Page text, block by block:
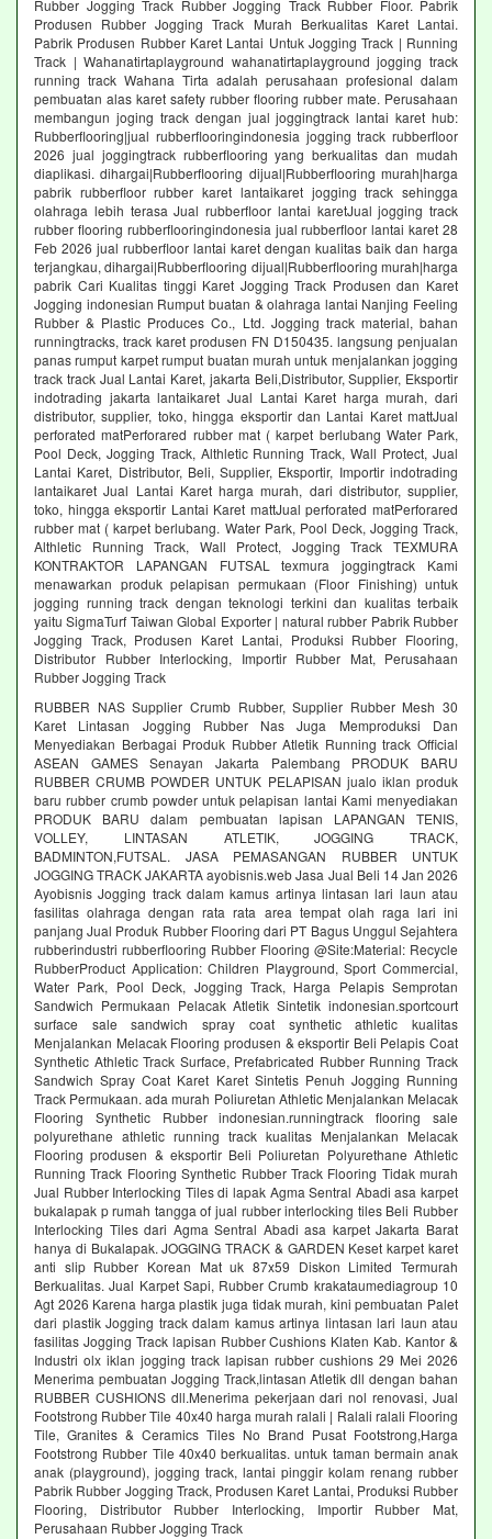
Rubber Jogging Track Rubber Jogging Track Rubber Floor. Pabrik
Produsen Rubber Jogging Track Murah Berkualitas Karet Lantai.
Pabrik Produsen Rubber Karet Lantai Untuk Jogging Track | Running
Track | Wahanatirtaplayground wahanatirtaplayground jogging track
running track Wahana Tirta adalah perusahaan profesional dalam
pembuatan alas karet safety rubber flooring rubber mate. Perusahaan
membangun joging track dengan jual joggingtrack lantai karet hub:
Rubberflooring|jual rubberflooringindonesia jogging track rubberfloor
2026 jual joggingtrack rubberflooring yang berkualitas dan mudah
diaplikasi. dihargai|Rubberflooring dijual|Rubberflooring murah|harga
pabrik rubberfloor rubber karet lantaikaret jogging track sehingga
olahraga lebih terasa Jual rubberfloor lantai karetJual jogging track
rubber flooring rubberflooringindonesia jual rubberfloor lantai karet 28
Feb 2026 jual rubberfloor lantai karet dengan kualitas baik dan harga
terjangkau, dihargai|Rubberflooring dijual|Rubberflooring murah|harga
pabrik Cari Kualitas tinggi Karet Jogging Track Produsen dan Karet
Jogging indonesian Rumput buatan & olahraga lantai Nanjing Feeling
Rubber & Plastic Produces Co., Ltd. Jogging track material, bahan
runningtracks, track karet produsen FN D150435. langsung penjualan
panas rumput karpet rumput buatan murah untuk menjalankan jogging
track track Jual Lantai Karet, jakarta Beli,Distributor, Supplier, Eksportir
indotrading jakarta lantaikaret Jual Lantai Karet harga murah, dari
distributor, supplier, toko, hingga eksportir dan Lantai Karet mattJual
perforated matPerforared rubber mat ( karpet berlubang Water Park,
Pool Deck, Jogging Track, Althletic Running Track, Wall Protect, Jual
Lantai Karet, Distributor, Beli, Supplier, Eksportir, Importir indotrading
lantaikaret Jual Lantai Karet harga murah, dari distributor, supplier,
toko, hingga eksportir Lantai Karet mattJual perforated matPerforared
rubber mat ( karpet berlubang. Water Park, Pool Deck, Jogging Track,
Althletic Running Track, Wall Protect, Jogging Track TEXMURA
KONTRAKTOR LAPANGAN FUTSAL texmura joggingtrack Kami
menawarkan produk pelapisan permukaan (Floor Finishing) untuk
jogging running track dengan teknologi terkini dan kualitas terbaik
yaitu SigmaTurf Taiwan Global Exporter | natural rubber Pabrik Rubber
Jogging Track, Produsen Karet Lantai, Produksi Rubber Flooring,
Distributor Rubber Interlocking, Importir Rubber Mat, Perusahaan
Rubber Jogging Track
RUBBER NAS Supplier Crumb Rubber, Supplier Rubber Mesh 30
Karet Lintasan Jogging Rubber Nas Juga Memproduksi Dan
Menyediakan Berbagai Produk Rubber Atletik Running track Official
ASEAN GAMES Senayan Jakarta Palembang PRODUK BARU
RUBBER CRUMB POWDER UNTUK PELAPISAN jualo iklan produk
baru rubber crumb powder untuk pelapisan lantai Kami menyediakan
PRODUK BARU dalam pembuatan lapisan LAPANGAN TENIS,
VOLLEY, LINTASAN ATLETIK, JOGGING TRACK,
BADMINTON,FUTSAL. JASA PEMASANGAN RUBBER UNTUK
JOGGING TRACK JAKARTA ayobisnis.web Jasa Jual Beli 14 Jan 2026
Ayobisnis Jogging track dalam kamus artinya lintasan lari laun atau
fasilitas olahraga dengan rata rata area tempat olah raga lari ini
panjang Jual Produk Rubber Flooring dari PT Bagus Unggul Sejahtera
rubberindustri rubberflooring Rubber Flooring @Site:Material: Recycle
RubberProduct Application: Children Playground, Sport Commercial,
Water Park, Pool Deck, Jogging Track, Harga Pelapis Semprotan
Sandwich Permukaan Pelacak Atletik Sintetik indonesian.sportcourt
surface sale sandwich spray coat synthetic athletic kualitas
Menjalankan Melacak Flooring produsen & eksportir Beli Pelapis Coat
Synthetic Athletic Track Surface, Prefabricated Rubber Running Track
Sandwich Spray Coat Karet Karet Sintetis Penuh Jogging Running
Track Permukaan. ada murah Poliuretan Athletic Menjalankan Melacak
Flooring Synthetic Rubber indonesian.runningtrack flooring sale
polyurethane athletic running track kualitas Menjalankan Melacak
Flooring produsen & eksportir Beli Poliuretan Polyurethane Athletic
Running Track Flooring Synthetic Rubber Track Flooring Tidak murah
Jual Rubber Interlocking Tiles di lapak Agma Sentral Abadi asa karpet
bukalapak p rumah tangga of jual rubber interlocking tiles Beli Rubber
Interlocking Tiles dari Agma Sentral Abadi asa karpet Jakarta Barat
hanya di Bukalapak. JOGGING TRACK & GARDEN Keset karpet karet
anti slip Rubber Korean Mat uk 87x59 Diskon Limited Termurah
Berkualitas. Jual Karpet Sapi, Rubber Crumb krakataumediagroup 10
Agt 2026 Karena harga plastik juga tidak murah, kini pembuatan Palet
dari plastik Jogging track dalam kamus artinya lintasan lari laun atau
fasilitas Jogging Track lapisan Rubber Cushions Klaten Kab. Kantor &
Industri olx iklan jogging track lapisan rubber cushions 29 Mei 2026
Menerima pembuatan Jogging Track,lintasan Atletik dll dengan bahan
RUBBER CUSHIONS dll.Menerima pekerjaan dari nol renovasi, Jual
Footstrong Rubber Tile 40x40 harga murah ralali | Ralali ralali Flooring
Tile, Granites & Ceramics Tiles No Brand Pusat Footstrong,Harga
Footstrong Rubber Tile 40x40 berkualitas. untuk taman bermain anak
anak (playground), jogging track, lantai pinggir kolam renang rubber
Pabrik Rubber Jogging Track, Produsen Karet Lantai, Produksi Rubber
Flooring, Distributor Rubber Interlocking, Importir Rubber Mat,
Perusahaan Rubber Jogging Track